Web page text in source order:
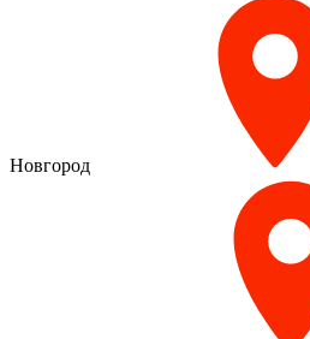
Новгород